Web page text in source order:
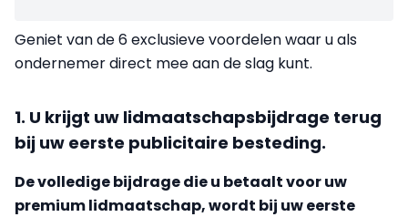
Geniet van de 6 exclusieve voordelen waar u als
ondernemer direct mee aan de slag kunt.
1. U krijgt uw lidmaatschapsbijdrage terug
bij uw eerste publicitaire besteding.
De volledige bijdrage die u betaalt voor uw
premium lidmaatschap, wordt bij uw eerste